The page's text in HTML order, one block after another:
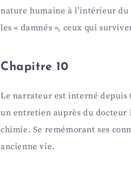
nature humaine à l’intérieur
les « damnés », ceux qui
Chapitre 10
Le narrateur est interné depuis
un entretien auprès du
chimie. Se remémorant ses
ancienne vie.